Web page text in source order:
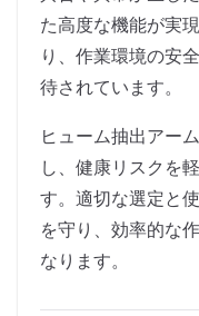
た高度な機能が実
り、作業環境の安
待されています。
ヒューム抽出アー
し、健康リスクを
す。適切な選定と
を守り、効率的な
なります。